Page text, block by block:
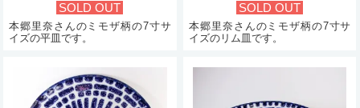
SOLD OUT
本郷里奈さんのミモザ柄の7寸サ
イズの平皿です。
SOLD OUT
本郷里奈さんのミモザ柄の7寸サ
イズのリム皿です。